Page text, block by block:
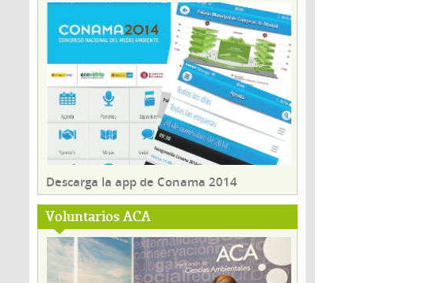
Descarga la app de Conama 2014
Voluntarios ACA